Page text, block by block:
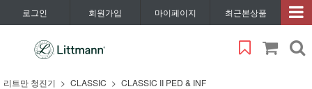
로그인 회원가입 마이페이지 최근본상품
리트만 청진기 CLASSIC CLASSIC II PED & INF